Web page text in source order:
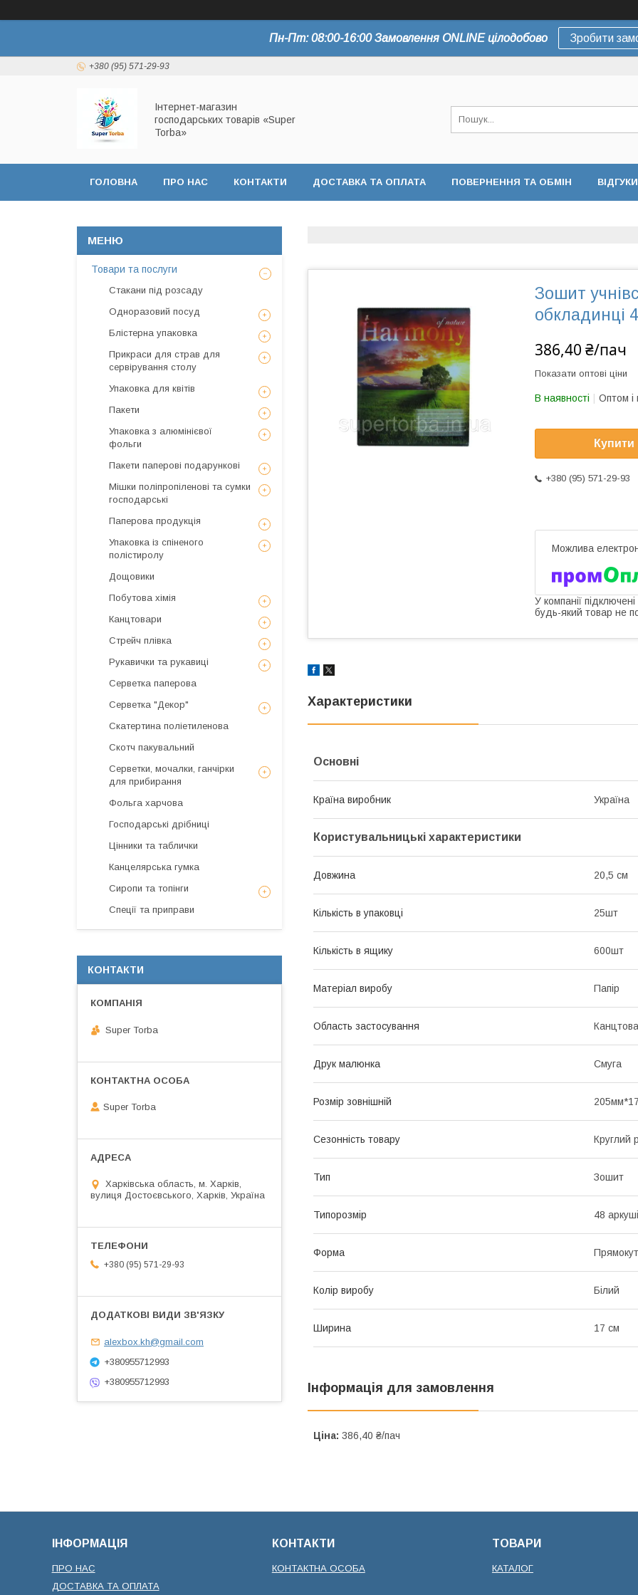
Пн-Пт: 08:00-16:00 Замовлення ONLINE цілодобово Зробити
+380 (95) 571-29-93
Інтернет-магазин
господарських товарів «Super
Torba»
ГОЛОВНА ПРО НАС КОНТАКТИ ДОСТАВКА ТА ОПЛАТА ПОВЕРНЕННЯ ТА ОБМІН ВІДГУКИ
Зошит
обкладинці
386,40 ₴/пач
Показати оптові ціни
В наявності Оптом і
Купити
+380 (95) 571-29-93
У компанії
будь-який товар не
Характеристики
Основні
Країна виробник Україна
Користувальницькі характеристики
Довжина 20,5 см
Кількість в упаковці 25шт
Кількість в ящику 600шт
Матеріал виробу Папір
Область застосування
Друк малюнка Смуга
Розмір зовнішній
Сезонність товару Круглий
Тип Зошит
Типорозмір 48
Форма
Колір виробу Білий
Ширина 17 см
Інформація для замовлення
Ціна: 386,40 ₴/пач
Товари та послуги
Стакани під розсаду
Одноразовий посуд
Блістерна упаковка
Прикраси для страв для
сервірування столу
Упаковка для квітів
Пакети
Упаковка з алюмінієвої
фольги
Пакети паперові подарункові
Мішки поліпропіленові та сумки
господарські
Паперова продукція
Упаковка із спіненого
полістиролу
Дощовики
Побутова хімія
Канцтовари
Стрейч плівка
Рукавички та рукавиці
Серветка паперова
Серветка "Декор"
Скатертина поліетиленова
Скотч пакувальний
Серветки, мочалки, ганчірки
для прибирання
Фольга харчова
Господарські дрібниці
Цінники та таблички
Канцелярська гумка
Сиропи та топінги
Спеції та приправи
КОНТАКТИ
Super Torba
Super Torba
Харківська область, м. Харків,
вулиця Достоєвського, Харків, Україна
+380 (95) 571-29-93
alexbox.kh@gmail.com
+380955712993
+380955712993
ІНФОРМАЦІЯ
ПРО НАС
ДОСТАВКА ТА ОПЛАТА
КОНТАКТИ
КОНТАКТНА ОСОБА
ТОВАРИ
КАТАЛОГ